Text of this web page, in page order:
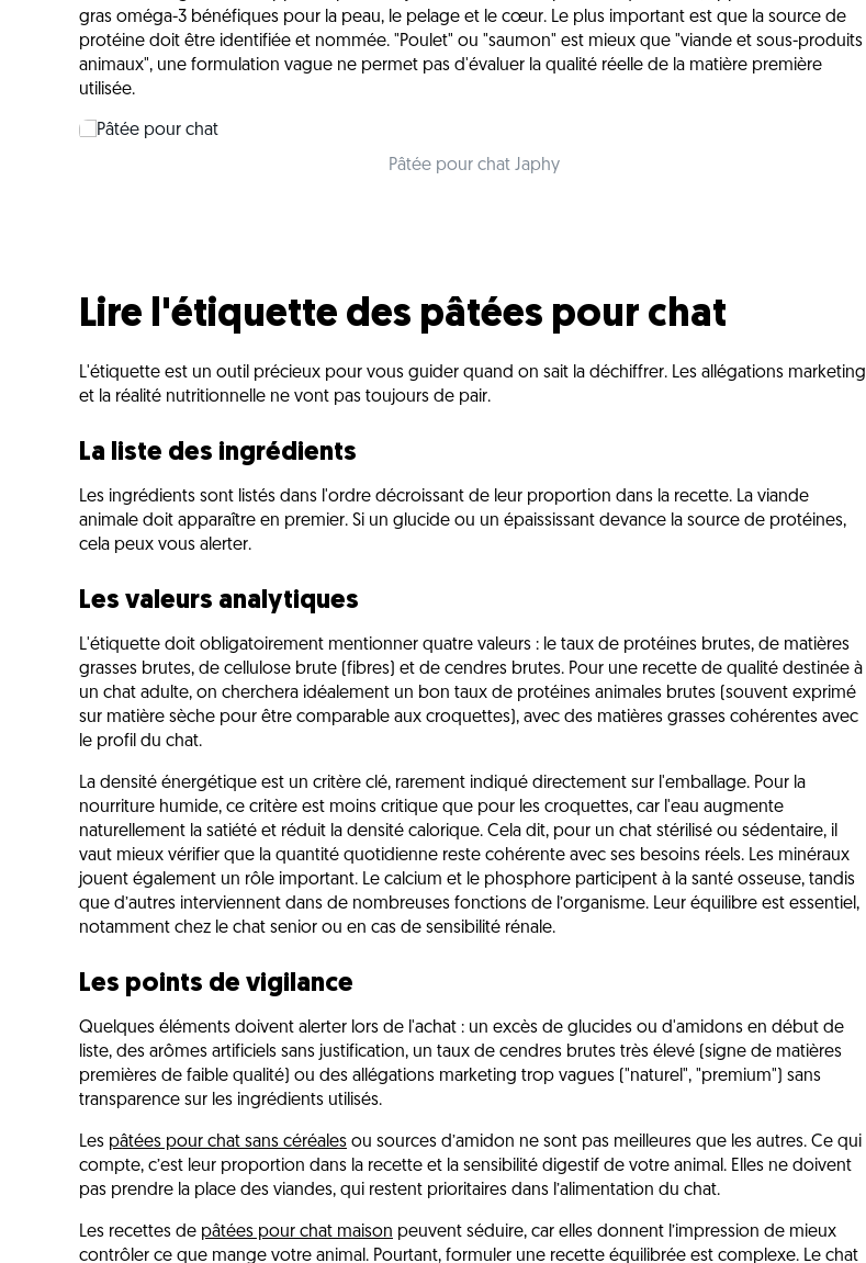
gras oméga-3 bénéfiques pour la peau, le pelage et le cœur. Le plus important est que la source de
protéine doit être identifiée et nommée. "Poulet" ou "saumon" est mieux que "viande et sous-produits
animaux", une formulation vague ne permet pas d'évaluer la qualité réelle de la matière première
utilisée.
Pâtée pour chat Japhy
Lire l'étiquette des pâtées pour chat
L'étiquette est un outil précieux pour vous guider quand on sait la déchiffrer. Les allégations marketing
et la réalité nutritionnelle ne vont pas toujours de pair.
La liste des ingrédients
Les ingrédients sont listés dans l'ordre décroissant de leur proportion dans la recette. La viande
animale doit apparaître en premier. Si un glucide ou un épaississant devance la source de protéines,
cela peux vous alerter.
Les valeurs analytiques
L'étiquette doit obligatoirement mentionner quatre valeurs : le taux de protéines brutes, de matières
grasses brutes, de cellulose brute (fibres) et de cendres brutes. Pour une recette de qualité destinée à
un chat adulte, on cherchera idéalement un bon taux de protéines animales brutes (souvent exprimé
sur matière sèche pour être comparable aux croquettes), avec des matières grasses cohérentes avec
le profil du chat.
La densité énergétique est un critère clé, rarement indiqué directement sur l'emballage. Pour la
nourriture humide, ce critère est moins critique que pour les croquettes, car l'eau augmente
naturellement la satiété et réduit la densité calorique. Cela dit, pour un chat stérilisé ou sédentaire, il
vaut mieux vérifier que la quantité quotidienne reste cohérente avec ses besoins réels. Les minéraux
jouent également un rôle important. Le calcium et le phosphore participent à la santé osseuse, tandis
que d’autres interviennent dans de nombreuses fonctions de l’organisme. Leur équilibre est essentiel,
notamment chez le chat senior ou en cas de sensibilité rénale.
Les points de vigilance
Quelques éléments doivent alerter lors de l'achat : un excès de glucides ou d'amidons en début de
liste, des arômes artificiels sans justification, un taux de cendres brutes très élevé (signe de matières
premières de faible qualité) ou des allégations marketing trop vagues ("naturel", "premium") sans
transparence sur les ingrédients utilisés.
Les pâtées pour chat sans céréales ou sources d’amidon ne sont pas meilleures que les autres. Ce qui
compte, c’est leur proportion dans la recette et la sensibilité digestif de votre animal. Elles ne doivent
pas prendre la place des viandes, qui restent prioritaires dans l’alimentation du chat.
Les recettes de pâtées pour chat maison peuvent séduire, car elles donnent l’impression de mieux
contrôler ce que mange votre animal. Pourtant, formuler une recette équilibrée est complexe. Le chat